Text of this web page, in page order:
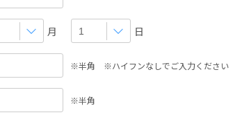
月 日
※半角 ※ハイフンなしでご入力ください
※半角